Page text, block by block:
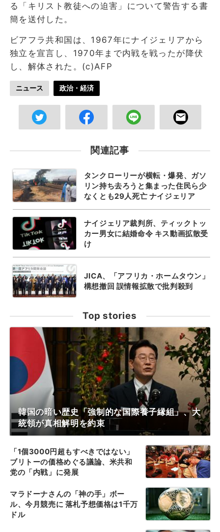
る「キリスト教徒への迫害」について警告する書
簡を送付した。
ビアフラ共和国は、1967年にナイジェリアから
独立を宣言し、1970年まで内戦を戦ったが降伏
し、解体された。(c)AFP
ニュース 政治・経済
関連記事
タンクローリーが横転・爆発、ガソ
リン持ち去ろうと集まった住民ら少
なくとも29人死亡 ナイジェリア
ナイジェリア裁判所、ティックトッ
カー男女に結婚命令 キス動画拡散受
け
JICA、「アフリカ・ホームタウン」
構想撤回 誤情報拡散で批判殺到
Top stories
韓国の暗い歴史「強制的な国際養子縁組」、大
統領が真相解明を約束
「1個3000円超もすべきではない」
ブリトーの価格めぐる議論、米共和
党の「内戦」に発展
マラドーナさんの「神の手」ボー
ル、今月競売に 落札予想価格は1千万
ドル